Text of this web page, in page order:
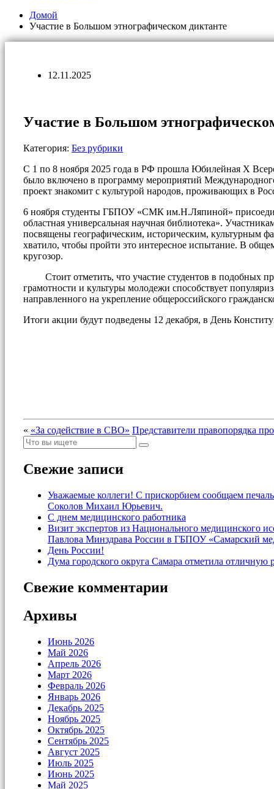
Домой
Участие в Большом этнографическом диктанте
12.11.2025
Участие в Большом
Категория: Без рубрики
С 1 по 8 ноября 2025 года в РФ прошла Юбилейная X
было включено в программу мероприятий
проект знакомит с культурой народов, проживающих в
6 ноября студенты ГБПОУ «СМК им.Н.Ляпиной»
областная универсальная научная библиотека».
посвящены географическим, историческим, культурным
хватило, чтобы пройти это интересное испытание. В
кругозор.
Стоит отметить, что участие студентов в подобных
грамотности и культуры молодежи способствует
направленного на укрепление общероссийского
Итоги акции будут подведены 12 декабря, в День
« «За содействие в СВО» Представители правопорядка
Свежие записи
Уважаемые коллеги! С прискорбием сообщаем
Соколов Михаил Юрьевич.
С днем медицинского работника
Визит экспертов из Национального
Павлова Минздрава России в ГБПОУ «Самарский
День России!
Дума городского округа Самара отметила
Свежие комментарии
Архивы
Июнь 2026
Май 2026
Апрель 2026
Март 2026
Февраль 2026
Январь 2026
Декабрь 2025
Ноябрь 2025
Октябрь 2025
Сентябрь 2025
Август 2025
Июль 2025
Июнь 2025
Май 2025